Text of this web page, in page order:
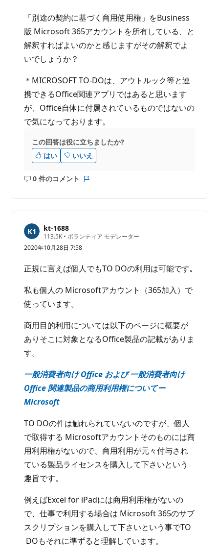
「別途の契約に基づく商用使用権」をBusiness
版 Microsoft 365アカウントを所有している、と
解釈すればよいのかと感じますがその解釈でよ
いでしょうか？
＊MICROSOFT TO-DOは、アウトルック等と連
携できるOffice関連アプリではあると思います
が、Office自体に付属されているものではないの
で気になっております。
この回答は役に立ちましたか?
はい
いいえ
0 件のコメント
コ
ト
は
あ
り
せ
ト
kt-1688
113.5K 評
価
の
イ
ン
• ボランティア モデレーター
2020年10月28日 7:58
正規に言えば個人でもTO DOの利用は可能です｡
私も個人の Microsoftアカウント（365加入）で
使っています。
商用目的利用については以下のページに概要が
ありそこに対象となるOffice製品の記載がありま
す。
一般消費者向け Office および 一般消費者向け
Office 関連製品の商用利用権についてー
Microsoft
TO DOの件は触れられていないのですが、個人
で取得する Microsoftアカウントそのものには商
用利用権がないので、商用利用が元々付与され
ている製品ライセンスを購入して下さいという
趣旨です。
例えばExcel for iPadには商用利用権がないの
で、仕事で利用する場合は Microsoft 365のサブ
スクリプションを購入して下さいという事でTO
DOもそれに準ずると理解しています。